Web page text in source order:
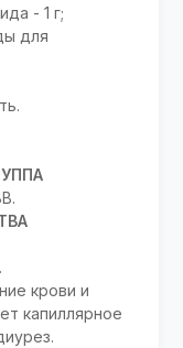
- 1 г;
для
крови и
капиллярное